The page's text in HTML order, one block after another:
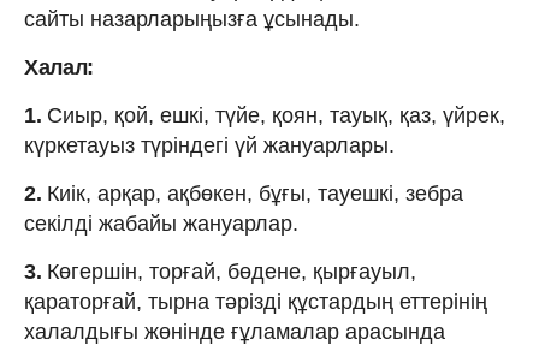
сайты назарларыңызға ұсынады.
Халал:
1. Сиыр, қой, ешкі, түйе, қоян, тауық, қаз, үйрек,
күркетауыз түріндегі үй жануарлары.
2. Киік, арқар, ақбөкен, бұғы, тауешкі, зебра
секілді жабайы жануарлар.
3. Көгершін, торғай, бөдене, қырғауыл,
қараторғай, тырна тәрізді құстардың еттерінің
халалдығы жөнінде ғұламалар арасында